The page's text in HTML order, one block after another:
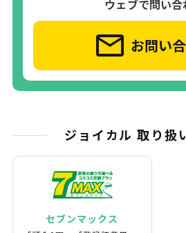
ウェブで問い合
お問い
ジョイカル 取り扱
セブンマックス